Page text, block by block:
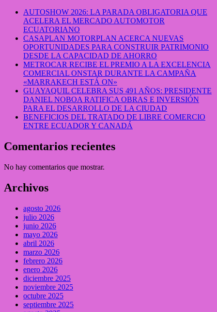
AUTOSHOW 2026: LA PARADA OBLIGATORIA QUE
ACELERA EL MERCADO AUTOMOTOR
ECUATORIANO
CASAPLAN MOTORPLAN ACERCA NUEVAS
OPORTUNIDADES PARA CONSTRUIR PATRIMONIO
DESDE LA CAPACIDAD DE AHORRO
METROCAR RECIBE EL PREMIO A LA EXCELENCIA
COMERCIAL ONSTAR DURANTE LA CAMPAÑA
«MARRAKECH ESTÁ ON»
GUAYAQUIL CELEBRA SUS 491 AÑOS: PRESIDENTE
DANIEL NOBOA RATIFICA OBRAS E INVERSIÓN
PARA EL DESARROLLO DE LA CIUDAD
BENEFICIOS DEL TRATADO DE LIBRE COMERCIO
ENTRE ECUADOR Y CANADÁ
Comentarios recientes
No hay comentarios que mostrar.
Archivos
agosto 2026
julio 2026
junio 2026
mayo 2026
abril 2026
marzo 2026
febrero 2026
enero 2026
diciembre 2025
noviembre 2025
octubre 2025
septiembre 2025